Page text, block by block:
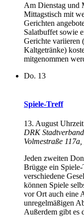
Am Dienstag und
Mittagstisch mit
Gerichten
Salatbuffet sowie
Gerichte variieren
Kaltgetränke)
mitgenommen
Do. 13
Spiele-Treff
13. August
DRK
Volmestraße
Jeden zweiten
Brügge ein
verschiedene
können Spiele
vor Ort auch eine
unregelmäßigen
Außerdem gibt es